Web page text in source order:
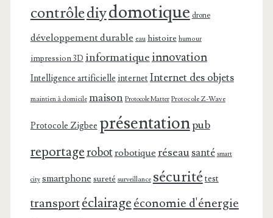
contrôlediydomotique drone
développement durable eau histoire humour
impression 3D informatiqueinnovation
Intelligence artificielle internet Internet des objets
maintien à domicile maison Protocole Matter Protocole Z-Wave
Protocole Zigbee présentationpub
reportagerobotrobotique réseausanté smart
city smartphone sureté surveillance sécuritétest
transportéclairageéconomie d'énergie